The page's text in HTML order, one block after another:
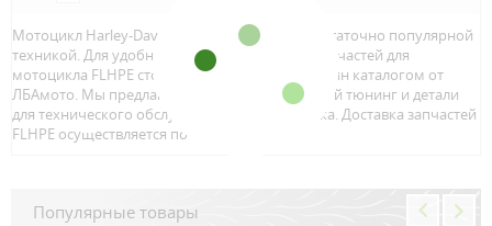
Мотоцикл Harley-Davidson FLHPE является достаточно популярной
техникой. Для удобного и быстрого поиска запчастей для
мотоцикла FLHPE стоит воспользоваться онлайн каталогом от
ЛБАмото. Мы предлагаем только качественный тюнинг и детали
для технического обслуживание вашего байка. Доставка запчастей
FLHPE осуществляется по всей Росcии.
Популярные товары